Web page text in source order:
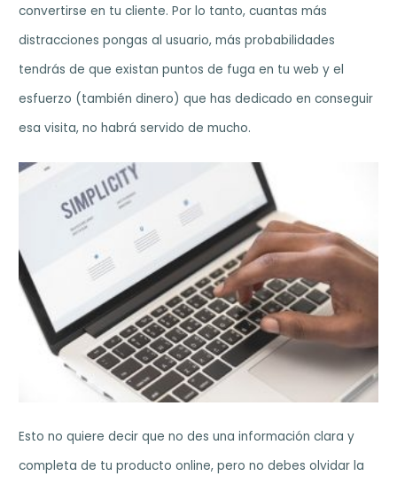
convertirse en tu cliente. Por lo tanto, cuantas más
distracciones pongas al usuario, más probabilidades
tendrás de que existan puntos de fuga en tu web y el
esfuerzo (también dinero) que has dedicado en conseguir
esa visita, no habrá servido de mucho.
Esto no quiere decir que no des una información clara y
completa de tu producto online, pero no debes olvidar la